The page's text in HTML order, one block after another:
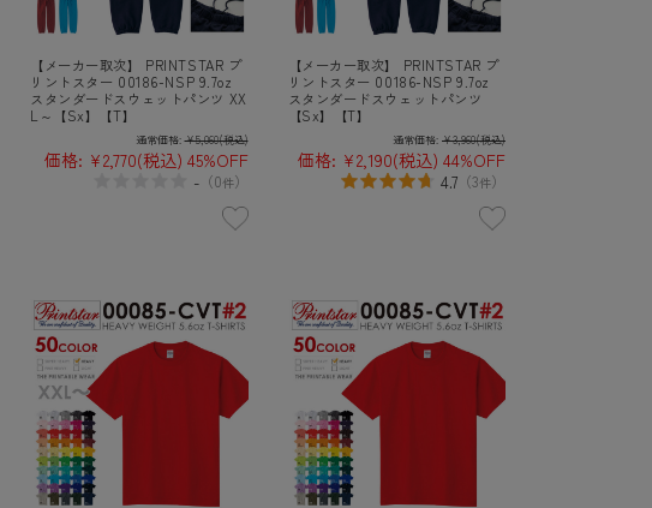
【メーカー取次】 PRINTSTAR プ
リントスター 00186-NSP 9.7oz
スタンダードスウェットパンツ XX
L～【Sx】【T】
通常価格: ¥5,060(税込)
価格: ¥2,770(税込) 45%OFF
-（0件）
【メーカー取次】 PRINTSTAR プ
リントスター 00186-NSP 9.7oz
スタンダードスウェットパンツ
【Sx】【T】
通常価格: ¥3,960(税込)
価格: ¥2,190(税込) 44%OFF
4.7 （3件）